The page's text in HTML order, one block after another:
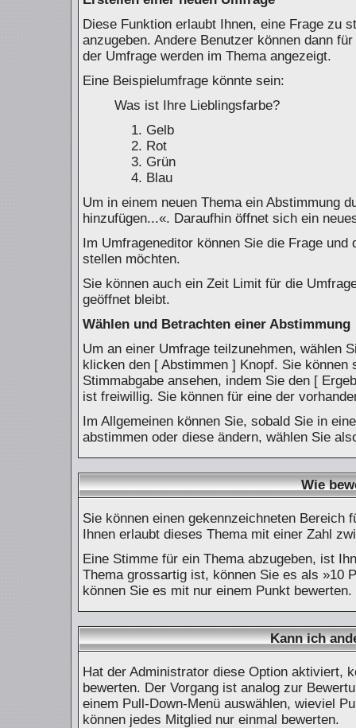
Diese Funktion erlaubt Ihnen, eine Frage zu
anzugeben. Andere Benutzer können dann
der Umfrage werden im Thema angezeigt.
Eine Beispielumfrage könnte sein:
Was ist Ihre Lieblingsfarbe?
Gelb
Rot
Grün
Blau
Um in einem neuen Thema ein Abstimmung
hinzufügen...«. Daraufhin öffnet sich ein
Im Umfrageneditor können Sie die Frage
stellen möchten.
Sie können auch ein Zeit Limit für die
geöffnet bleibt.
Wählen und Betrachten einer Abstimmung
Um an einer Umfrage teilzunehmen, wählen
klicken den [ Abstimmen ] Knopf. Sie
Stimmabgabe ansehen, indem Sie den [
ist freiwillig. Sie können für eine der
Im Allgemeinen können Sie, sobald Sie in
abstimmen oder diese ändern, wählen Sie
Wie
Sie können einen gekennzeichneten Bereich
Ihnen erlaubt dieses Thema mit einer Zahl
Eine Stimme für ein Thema abzugeben, ist
Thema grossartig ist, können Sie es als »10
können Sie es mit nur einem Punkt bewerten.
Kann ich
Hat der Administrator diese Option aktiviert,
bewerten. Der Vorgang ist analog zur
einem Pull-Down-Menü auswählen, wieviel
können jedes Mitglied nur einmal bewerten.